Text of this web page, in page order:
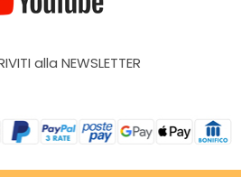
alla NEWSLETTER